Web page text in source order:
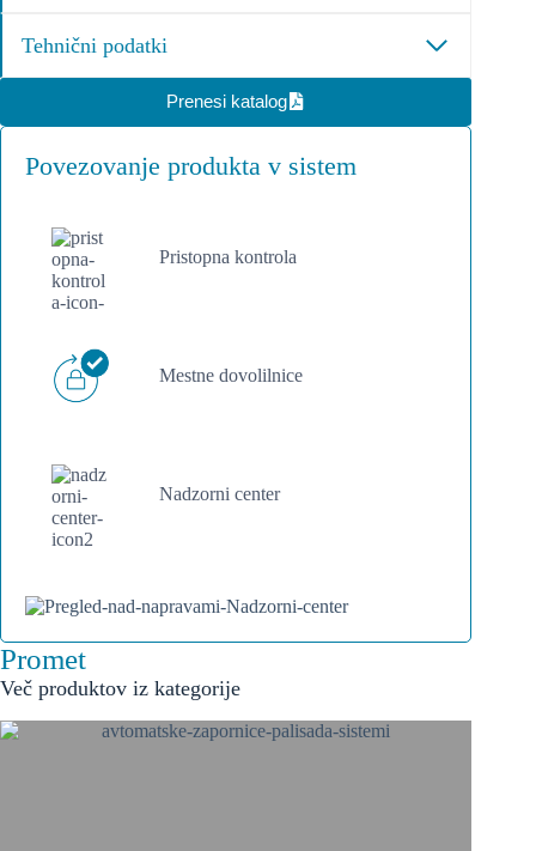
Tehnični podatki
Prenesi katalog
Povezovanje produkta v sistem
Pristopna kontrola
Mestne dovolilnice
Nadzorni center
Promet
Več produktov iz kategorije